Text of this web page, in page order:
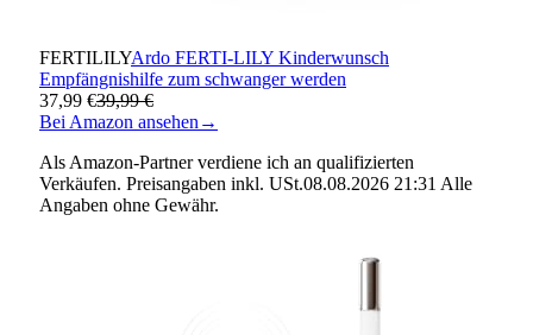
FERTILILYArdo FERTI-LILY Kinderwunsch
Empfängnishilfe zum schwanger werden
37,99 €39,99 €
Bei Amazon ansehen →
Als Amazon-Partner verdiene ich an qualifizierten
Verkäufen. Preisangaben inkl. USt.08.08.2026 21:31 Alle
Angaben ohne Gewähr.